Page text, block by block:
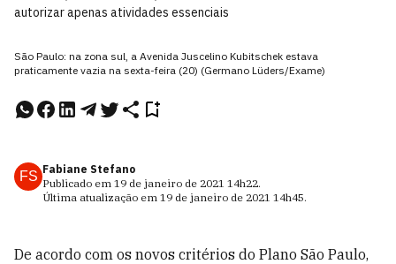
autorizar apenas atividades essenciais
São Paulo: na zona sul, a Avenida Juscelino Kubitschek estava
praticamente vazia na sexta-feira (20) (Germano Lüders/Exame)
FS Fabiane Stefano
Publicado em 19 de janeiro de 2021 14h22.
Última atualização em 19 de janeiro de 2021 14h45.
De acordo com os novos critérios do Plano São Paulo,